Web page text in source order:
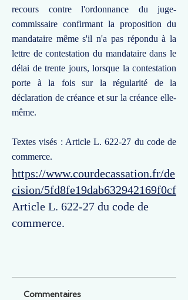
recours contre l'ordonnance du juge-
commissaire confirmant la proposition du
mandataire même s'il n'a pas répondu à la
lettre de contestation du mandataire dans le
délai de trente jours, lorsque la contestation
porte à la fois sur la régularité de la
déclaration de créance et sur la créance elle-
même.
Textes visés : Article L. 622-27 du code de
commerce.
https://www.courdecassation.fr/de
cision/5fd8fe19dab632942169f0cf
Article L. 622-27 du code de
commerce.
Commentaires